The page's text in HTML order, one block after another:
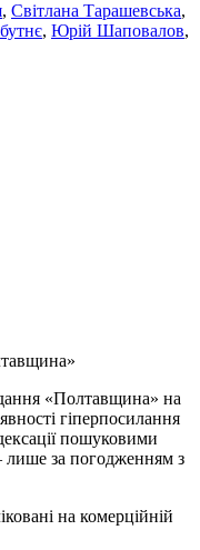
, Світлана Тарашевська,
, Юрій Шаповалов,
«Полтавщина» на
гіперпосилання
пошуковими
за погодженням з
на комерційній